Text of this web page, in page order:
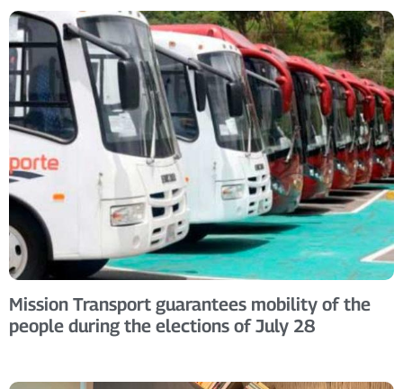
Mission Transport guarantees mobility of the
people during the elections of July 28